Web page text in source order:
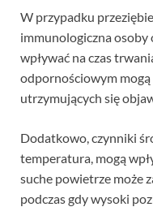
W przypadku
immunologiczna osoby
wpływać na czas
odpornościowym mogą
utrzymujących się
Dodatkowo, czynniki
temperatura, mogą
suche powietrze może
podczas gdy wysoki